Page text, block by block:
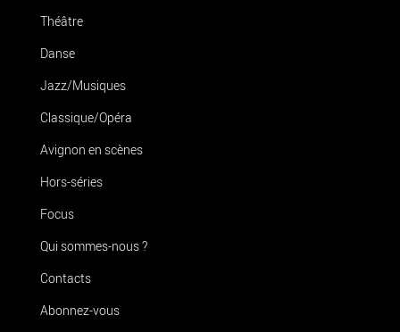
Théâtre
Danse
Jazz/Musiques
Classique/Opéra
Avignon en scènes
Hors-séries
Focus
Qui sommes-nous ?
Contacts
Abonnez-vous